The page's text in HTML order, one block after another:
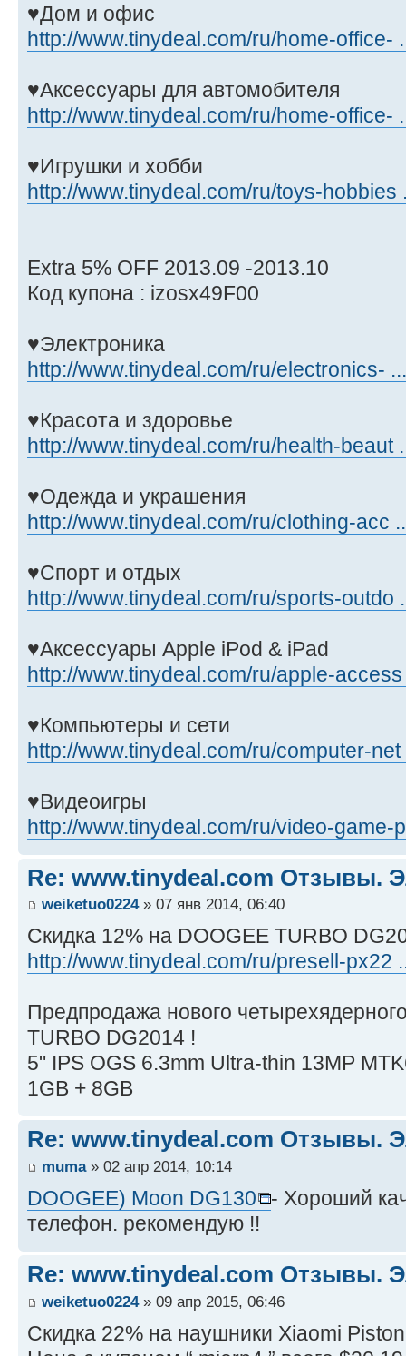
♥Дом и офис
http://www.tinydeal.com/ru/home-office-
♥Аксессуары для автомобителя
http://www.tinydeal.com/ru/home-office-
♥Игрушки и хобби
http://www.tinydeal.com/ru/toys-hobbies
Extra 5% OFF 2013.09 -2013.10
Код купона : izosx49F00
♥Электроника
http://www.tinydeal.com/ru/electronics-
♥Красота и здоровье
http://www.tinydeal.com/ru/health-beaut
♥Одежда и украшения
http://www.tinydeal.com/ru/clothing-acc
♥Спорт и отдых
http://www.tinydeal.com/ru/sports-outdo
♥Аксессуары Apple iPod & iPad
http://www.tinydeal.com/ru/apple-
♥Компьютеры и сети
http://www.tinydeal.com/ru/computer-
♥Видеоигры
http://www.tinydeal.com/ru/video-game-
Re: www.tinydeal.com Отзывы.
weiketuo0224» 07 янв 2014, 06:40
Cкидка 12% на DOOGEE TURBO
http://www.tinydeal.com/ru/presell-px22
Предпродажа нового
TURBO DG2014 !
5" IPS OGS 6.3mm Ultra-thin 13MP
1GB + 8GB
Re: www.tinydeal.com Отзывы.
muma» 02 апр 2014, 10:14
DOOGEE) Moon DG130
- Хороший
телефон. рекомендую !!
Re: www.tinydeal.com Отзывы.
weiketuo0224» 09 апр 2015, 06:46
Скидка 22% на наушники Xiaomi